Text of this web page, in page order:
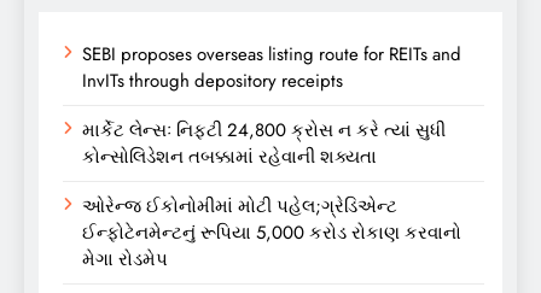
SEBI proposes overseas listing route for REITs and
InvITs through depository receipts
માર્કેટ લેન્સઃ નિફ્ટી 24,800 ક્રોસ ન કરે ત્યાં સુધી
કોન્સોલિડેશન તબક્કામાં રહેવાની શક્યતા
ઓરેન્જ ઈકોનોમીમાં મોટી પહેલ;ગ્રેડિએન્ટ
ઈન્ફોટેનમેન્ટનું રૂપિયા 5,000 કરોડ રોકાણ કરવાનો
મેગા રોડમેપ